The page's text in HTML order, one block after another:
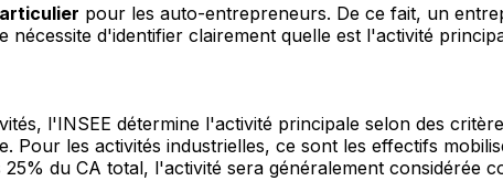
pour les auto-entrepreneurs. De ce fait, un
d'identifier clairement quelle est l'activité
l'INSEE détermine l'activité principale selon des
les activités industrielles, ce sont les effectifs
du CA total, l'activité sera généralement considérée